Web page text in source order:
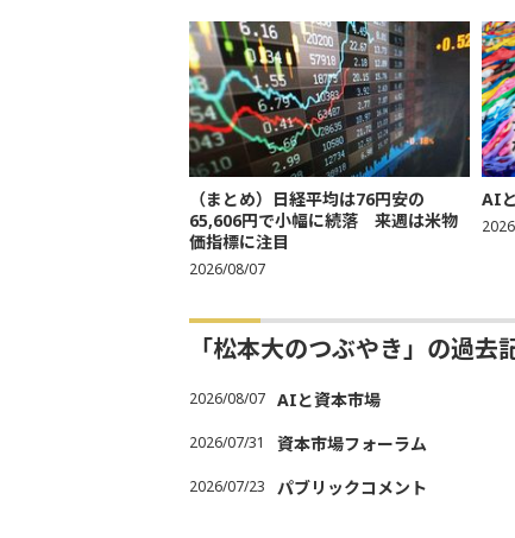
（まとめ）日経平均は76円安の
65,606円で小幅に続落 来週は米物
価指標に注目
2026/08/07
AI
「松本大のつぶやき」の過去
2026/08/07 AIと資本市場
2026/07/31 資本市場フォーラム
2026/07/23 パブリックコメント